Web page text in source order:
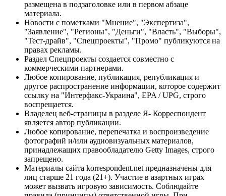
размещена в подзаголовке или в первом абзаце
материала.
Новости с пометками "Мнение", "Экспертиза",
"Заявление", "Регионы", "Деньги", "Власть", "Выборы",
"Тест-драйв", "Спецпроекты", "Промо" публикуются на
правах рекламы.
Раздел Спецпроекты создается совместно с
коммерческими партнерами.
Любое копирование, публикация, републикация и
другое распространение информации, которое содержит
ссылку на "Интерфакс-Украина", EPA / UPG, строго
воспрещается.
Владелец веб-страницы в разделе Я- Корреспондент
является автор публикации.
Любое копирование, перепечатка и воспроизведение
фотографий и/или аудиовизуальных материалов,
принадлежащих правообладателю Getty Images, строго
запрещено.
Материалы сайта korrespondent.net предназначены для
лиц старше 21 года (21+). Участие в азартных играх
может вызвать игровую зависимость. Соблюдайте